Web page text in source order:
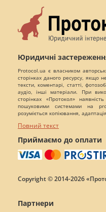
Юридичні
Protocol.ua є власником
сторінках даного ресурсу, якщо
тексти, коментарі, статті,
аудіо, інші матеріали. При
сторінках «Протокол»
пошуковими системами на
розуміється копіювання,
Повний текст
Приймаємо до оплати
Copyright © 2014-2026
Партнери